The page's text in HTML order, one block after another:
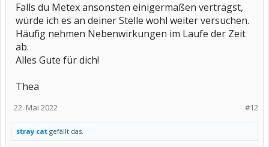
Falls du Metex ansonsten einigermaßen verträgst,
würde ich es an deiner Stelle wohl weiter versuchen.
Häufig nehmen Nebenwirkungen im Laufe der Zeit
ab.
Alles Gute für dich!
Thea
#12
22. Mai 2022
stray cat gefällt das.